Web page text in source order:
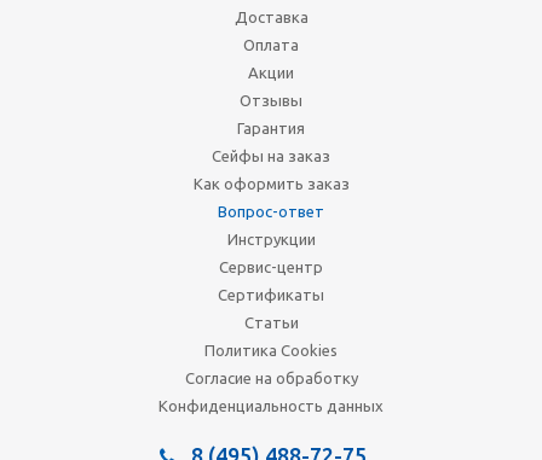
Доставка
Оплата
Акции
Отзывы
Гарантия
Сейфы на заказ
Как оформить заказ
Вопрос-ответ
Инструкции
Сервис-центр
Сертификаты
Статьи
Политика Cookies
Согласие на обработку
Конфиденциальность данных